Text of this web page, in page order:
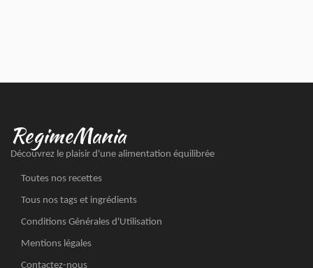
RegimeMania
Découvrez le plaisir d'une alimentation équilibrée
Toutes nos recettes
Tous nos tags et ingrédients
Conditions Générales d'Utilisation
Mentions légales
Contactez-nous